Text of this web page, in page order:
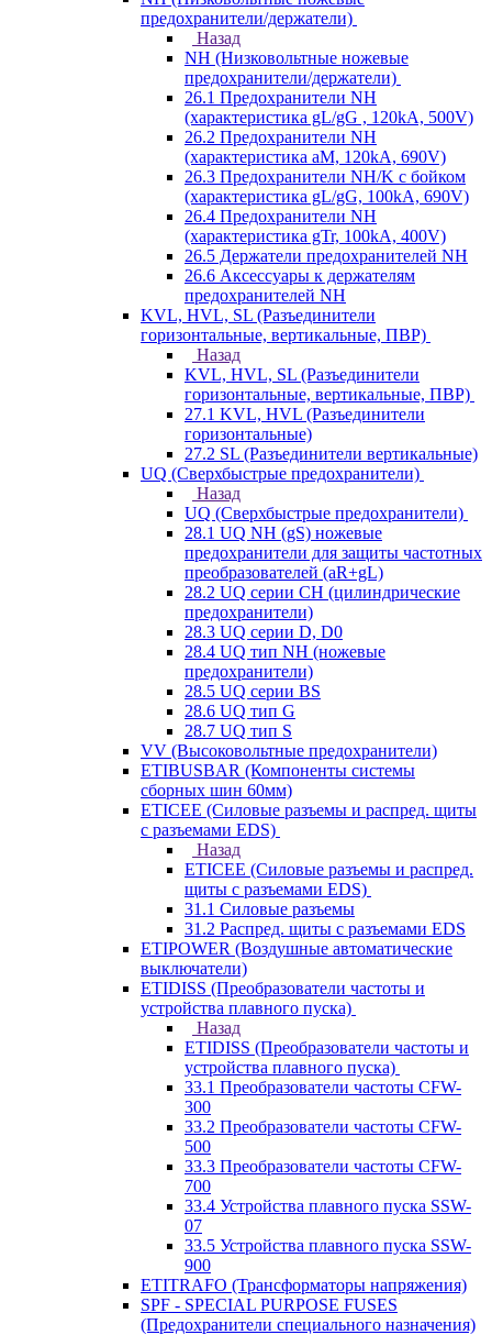
предохранители/держатели)
Назад
NH (Низковольтные ножевые
предохранители/держатели)
26.1 Предохранители NH
(характеристика gL/gG , 120kA, 500V)
26.2 Предохранители NH
(характеристика aM, 120kA, 690V)
26.3 Предохранители NH/K с бойком
(характеристика gL/gG, 100kA, 690V)
26.4 Предохранители NH
(характеристика gTr, 100kA, 400V)
26.5 Держатели предохранителей NH
26.6 Аксессуары к держателям
предохранителей NH
KVL, HVL, SL (Разъединители
горизонтальные, вертикальные, ПВР)
Назад
KVL, HVL, SL (Разъединители
горизонтальные, вертикальные, ПВР)
27.1 KVL, HVL (Разъединители
горизонтальные)
27.2 SL (Разъединители вертикальные)
UQ (Сверхбыстрые предохранители)
Назад
UQ (Сверхбыстрые предохранители)
28.1 UQ NH (gS) ножевые
предохранители для защиты частотных
преобразователей (aR+gL)
28.2 UQ серии CH (цилиндрические
предохранители)
28.3 UQ серии D, D0
28.4 UQ тип NH (ножевые
предохранители)
28.5 UQ серии BS
28.6 UQ тип G
28.7 UQ тип S
VV (Высоковольтные предохранители)
ETIBUSBAR (Компоненты системы
сборных шин 60мм)
ETICEE (Силовые разъемы и распред. щиты
с разъемами EDS)
Назад
ETICEE (Силовые разъемы и распред.
щиты с разъемами EDS)
31.1 Силовые разъемы
31.2 Распред. щиты с разъемами EDS
ETIPOWER (Воздушные автоматические
выключатели)
ETIDISS (Преобразователи частоты и
устройства плавного пуска)
Назад
ETIDISS (Преобразователи частоты и
устройства плавного пуска)
33.1 Преобразователи частоты CFW-
300
33.2 Преобразователи частоты CFW-
500
33.3 Преобразователи частоты CFW-
700
33.4 Устройства плавного пуска SSW-
07
33.5 Устройства плавного пуска SSW-
900
ETITRAFO (Трансформаторы напряжения)
SPF - SPECIAL PURPOSE FUSES
(Предохранители специального назначения)